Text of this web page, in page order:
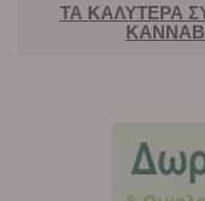
ΤΑ ΚΑΛΎΤΕΡΑ